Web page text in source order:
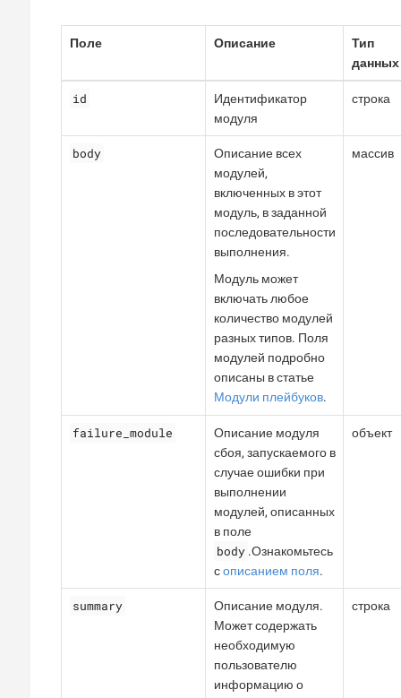
Поле Описание
Тип
данных
id
Идентификатор
модуля
строка
body
Описание всех
модулей,
включенных в этот
модуль, в заданной
последовательности
выполнения.
Модуль может
включать любое
количество модулей
разных типов. Поля
модулей подробно
описаны в статье
Модули плейбуков.
массив
failure_module
Описание модуля
сбоя, запускаемого в
случае ошибки при
выполнении
модулей, описанных
в поле
body .Ознакомьтесь
сописанием поля.
объект
summary
Описание модуля.
Может содержать
необходимую
пользователю
информацию о
строка